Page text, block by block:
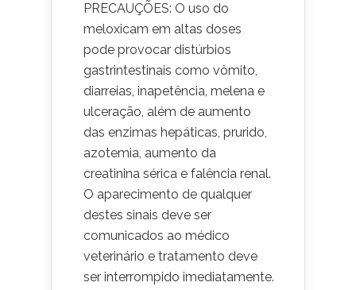
PRECAUÇÕES: O uso do
meloxicam em altas doses
pode provocar distúrbios
gastrintestinais como vômito,
diarreias, inapetência, melena e
ulceração, além de aumento
das enzimas hepáticas, prurido,
azotemia, aumento da
creatinina sérica e falência renal.
O aparecimento de qualquer
destes sinais deve ser
comunicados ao médico
veterinário e tratamento deve
ser interrompido imediatamente.